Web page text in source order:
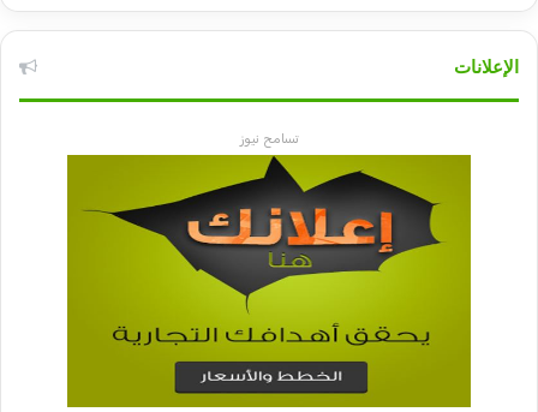
الإعلانات
تسامح نيوز